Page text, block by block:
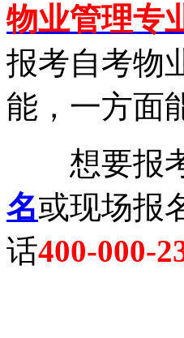
物业管理专
报考自考物
能，一方面
想要报考
名或现场报
话400-000-